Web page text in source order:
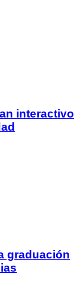
interactivo
graduación